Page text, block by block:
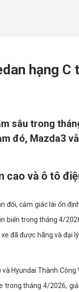
hạng
sâu trong
đó, Mazda3
cao và ô tô
đối, cảm giác lái ổn
biến trong tháng 4/
đã được hãng và đại
Hyundai Thành Công
trong tháng 4/2026,